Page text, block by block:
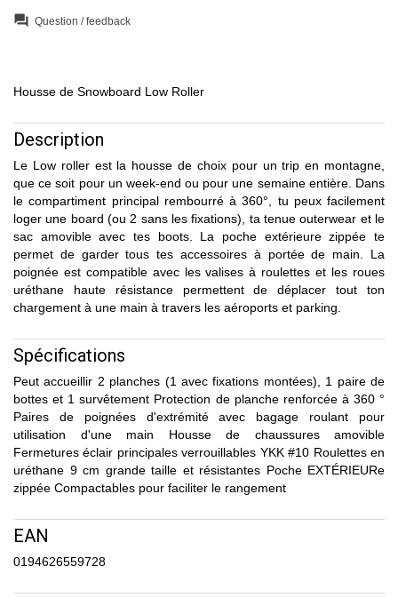
question_answer Question / feedback
Housse de Snowboard Low Roller
Description
Le Low roller est la housse de choix pour un trip en montagne,
que ce soit pour un week-end ou pour une semaine entière. Dans
le compartiment principal rembourré à 360°, tu peux facilement
loger une board (ou 2 sans les fixations), ta tenue outerwear et le
sac amovible avec tes boots. La poche extérieure zippée te
permet de garder tous tes accessoires à portée de main. La
poignée est compatible avec les valises à roulettes et les roues
uréthane haute résistance permettent de déplacer tout ton
chargement à une main à travers les aéroports et parking.
Spécifications
Peut accueillir 2 planches (1 avec fixations montées), 1 paire de
bottes et 1 survêtement Protection de planche renforcée à 360 °
Paires de poignées d'extrémité avec bagage roulant pour
utilisation d'une main Housse de chaussures amovible
Fermetures éclair principales verrouillables YKK #10 Roulettes en
uréthane 9 cm grande taille et résistantes Poche EXTÉRIEURe
zippée Compactables pour faciliter le rangement
EAN
0194626559728